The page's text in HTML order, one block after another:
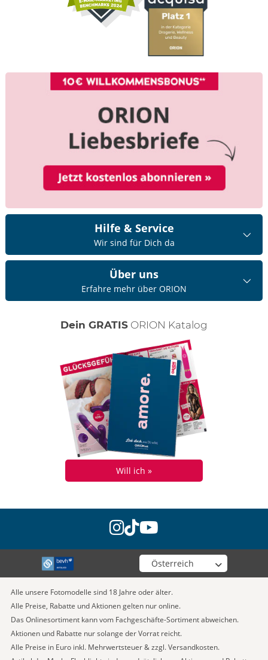
Hilfe & Service
Wir sind für Dich da
Über uns
Erfahre mehr über ORION
Dein GRATIS ORION Katalog
Will ich »
instagram
tiktok
youtube
Wähle deinen Shop
Alle unsere Fotomodelle sind 18 Jahre oder älter.
Alle Preise, Rabatte und Aktionen gelten nur online.
Das Onlinesortiment kann vom Fachgeschäfte-Sortiment abweichen.
Aktionen und Rabatte nur solange der Vorrat reicht.
Alle Preise in Euro inkl. Mehrwertsteuer & zzgl. Versandkosten.